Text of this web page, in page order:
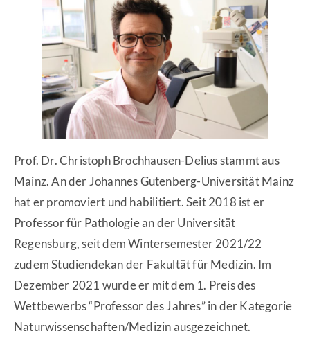
Prof. Dr. Christoph Brochhausen-Delius stammt aus
Mainz. An der Johannes Gutenberg-Universität Mainz
hat er promoviert und habilitiert. Seit 2018 ist er
Professor für Pathologie an der Universität
Regensburg, seit dem Wintersemester 2021/22
zudem Studiendekan der Fakultät für Medizin. Im
Dezember 2021 wurde er mit dem 1. Preis des
Wettbewerbs “Professor des Jahres” in der Kategorie
Naturwissenschaften/Medizin ausgezeichnet.